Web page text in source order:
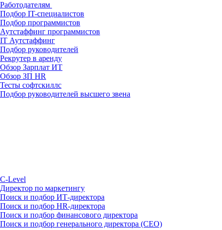
Работодателям
Подбор IT-специалистов
Подбор программистов
Аутстаффинг программистов
IT Аутстаффинг
Подбор руководителей
Рекрутер в аренду
Обзор Зарплат ИТ
Обзор ЗП HR
Тесты софтскиллс
Подбор руководителей высшего звена
С-Level
Директор по маркетингу
Поиск и подбор ИТ-директора
Поиск и подбор HR-директора
Поиск и подбор финансового директора
Поиск и подбор генерального директора (CEO)